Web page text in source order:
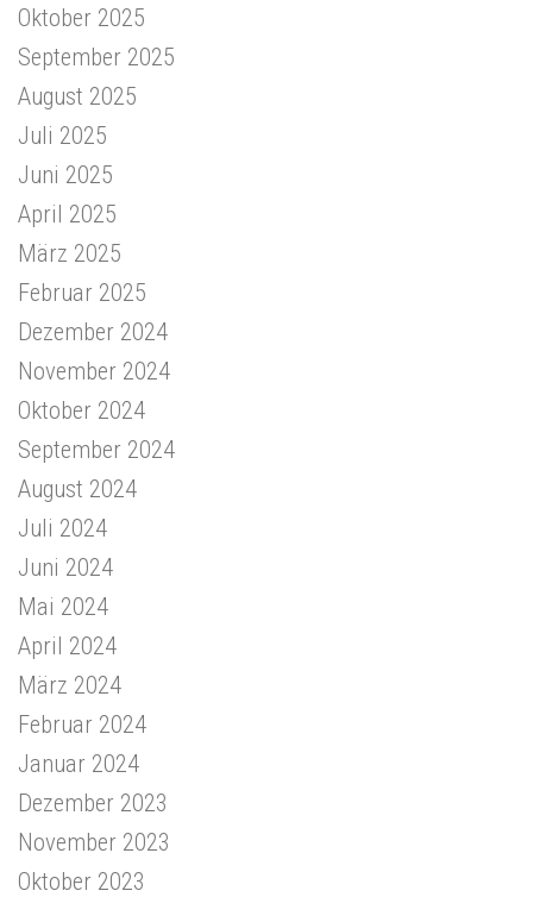
Oktober 2025
September 2025
August 2025
Juli 2025
Juni 2025
April 2025
März 2025
Februar 2025
Dezember 2024
November 2024
Oktober 2024
September 2024
August 2024
Juli 2024
Juni 2024
Mai 2024
April 2024
März 2024
Februar 2024
Januar 2024
Dezember 2023
November 2023
Oktober 2023